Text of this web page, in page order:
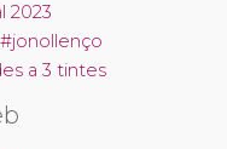
2023
a 3 tintes